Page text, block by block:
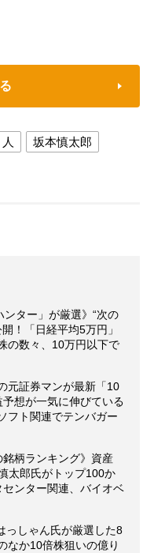
坂本慎太郎
ター」が厳選》“次の
！「日経平均5万円」
の数々、10万円以下で
元証券マンが最新「10
想が一気に伸びている
ト関連でテンバガー
銘柄ランキング》資産
太郎氏がトップ100か
ンター関連、バイオベ
っしゃん氏が厳選した8
なか10倍株狙いの億り